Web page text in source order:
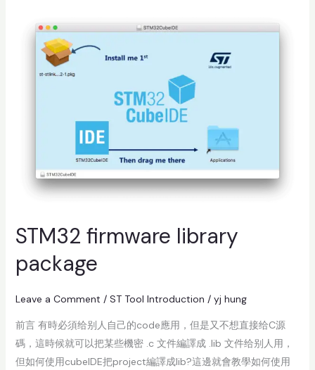
STM32 firmware library
package
Leave a Comment / ST Tool Introduction / yj hung
前言 有時必須给别人自己的code應用，但是又不想直接给C源
碼，這時候就可以把某些機密 .c 文件編譯成 .lib 文件给别人用，
但如何使用cubeIDE把project編譯成lib?這邊就會教學如何使用
STM32
firmware
package